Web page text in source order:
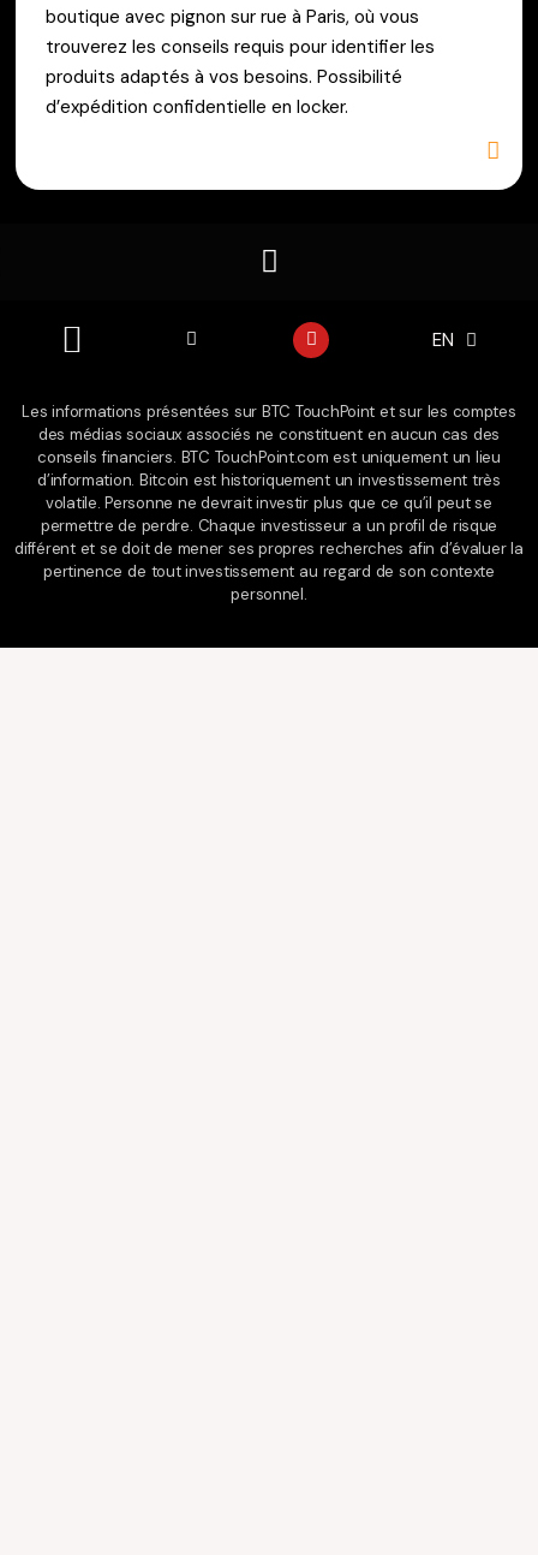
boutique avec pignon sur rue à Paris, où vous
trouverez les conseils requis pour identifier les
produits adaptés à vos besoins. Possibilité
d’expédition confidentielle en locker.
X
-
t
t
e
r
Y
o
u
b
e
EN
ES
Les informations présentées sur BTC TouchPoint et sur les comptes
des médias sociaux associés ne constituent en aucun cas des
conseils financiers. BTC TouchPoint.com est uniquement un lieu
d’information. Bitcoin est historiquement un investissement très
volatile. Personne ne devrait investir plus que ce qu’il peut se
permettre de perdre. Chaque investisseur a un profil de risque
différent et se doit de mener ses propres recherches afin d’évaluer la
pertinence de tout investissement au regard de son contexte
personnel.